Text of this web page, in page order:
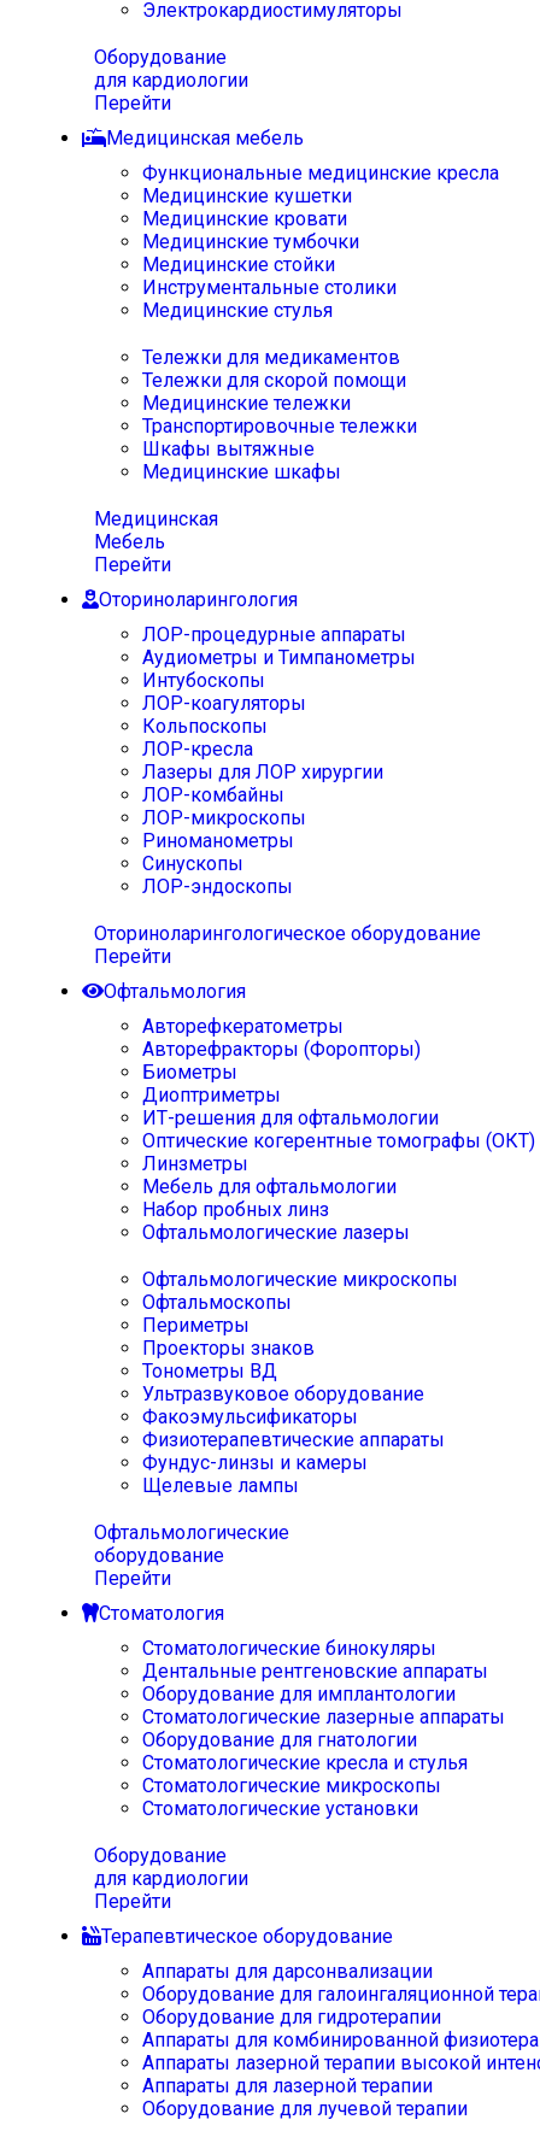
Электрокардиостимуляторы
Оборудование
для кардиологии
Перейти
Медицинская мебель
Функциональные медицинские кресла
Медицинские кушетки
Медицинские кровати
Медицинские тумбочки
Медицинские стойки
Инструментальные столики
Медицинские стулья
Тележки для медикаментов
Тележки для скорой помощи
Медицинские тележки
Транспортировочные тележки
Шкафы вытяжные
Медицинские шкафы
Медицинская
Мебель
Перейти
Оториноларингология
ЛОР-процедурные аппараты
Аудиометры и Тимпанометры
Интубоскопы
ЛОР-коагуляторы
Кольпоскопы
ЛОР-кресла
Лазеры для ЛОР хирургии
ЛОР-комбайны
ЛОР-микроскопы
Риноманометры
Синускопы
ЛОР-эндоскопы
Оториноларингологическое оборудование
Перейти
Офтальмология
Авторефкератометры
Авторефракторы (Форопторы)
Биометры
Диоптриметры
ИТ-решения для офтальмологии
Оптические когерентные томографы (ОКТ)
Линзметры
Мебель для офтальмологии
Набор пробных линз
Офтальмологические лазеры
Офтальмологические микроскопы
Офтальмоскопы
Периметры
Проекторы знаков
Тонометры ВД
Ультразвуковое оборудование
Факоэмульсификаторы
Физиотерапевтические аппараты
Фундус-линзы и камеры
Щелевые лампы
Офтальмологические
оборудование
Перейти
Стоматология
Стоматологические бинокуляры
Дентальные рентгеновские аппараты
Оборудование для имплантологии
Стоматологические лазерные аппараты
Оборудование для гнатологии
Стоматологические кресла и стулья
Стоматологические микроскопы
Стоматологические установки
Оборудование
для кардиологии
Перейти
Терапевтическое оборудование
Аппараты для дарсонвализации
Оборудование для галоингаляционной
Оборудование для гидротерапии
Аппараты для комбинированной
Аппараты лазерной терапии высокой
Аппараты для лазерной терапии
Оборудование для лучевой терапии